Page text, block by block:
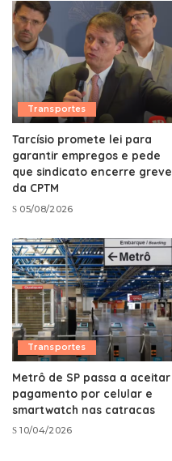
Transportes
Tarcísio promete lei para
garantir empregos e pede
que sindicato encerre greve
da CPTM
05/08/2026
Transportes
Metrô de SP passa a aceitar
pagamento por celular e
smartwatch nas catracas
10/04/2026